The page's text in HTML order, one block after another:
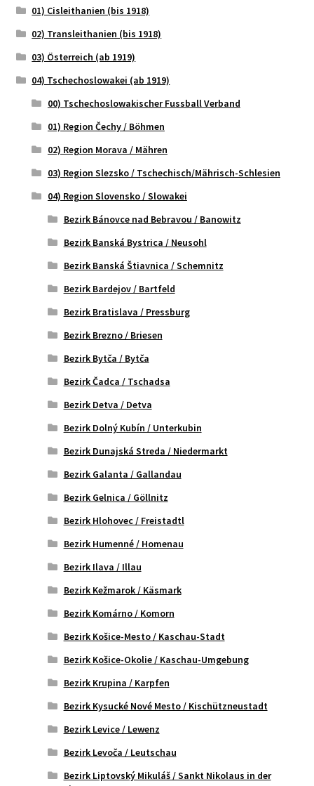
01) Cisleithanien (bis 1918)
02) Transleithanien (bis 1918)
03) Österreich (ab 1919)
04) Tschechoslowakei (ab 1919)
00) Tschechoslowakischer Fussball Verband
01) Region Čechy / Böhmen
02) Region Morava / Mähren
03) Region Slezsko / Tschechisch/Mährisch-Schlesien
04) Region Slovensko / Slowakei
Bezirk Bánovce nad Bebravou / Banowitz
Bezirk Banská Bystrica / Neusohl
Bezirk Banská Štiavnica / Schemnitz
Bezirk Bardejov / Bartfeld
Bezirk Bratislava / Pressburg
Bezirk Brezno / Briesen
Bezirk Bytča / Bytča
Bezirk Čadca / Tschadsa
Bezirk Detva / Detva
Bezirk Dolný Kubín / Unterkubin
Bezirk Dunajská Streda / Niedermarkt
Bezirk Galanta / Gallandau
Bezirk Gelnica / Göllnitz
Bezirk Hlohovec / Freistadtl
Bezirk Humenné / Homenau
Bezirk Ilava / Illau
Bezirk Kežmarok / Käsmark
Bezirk Komárno / Komorn
Bezirk Košice-Mesto / Kaschau-Stadt
Bezirk Košice-Okolie / Kaschau-Umgebung
Bezirk Krupina / Karpfen
Bezirk Kysucké Nové Mesto / Kischützneustadt
Bezirk Levice / Lewenz
Bezirk Levoča / Leutschau
Bezirk Liptovský Mikuláš / Sankt Nikolaus in der